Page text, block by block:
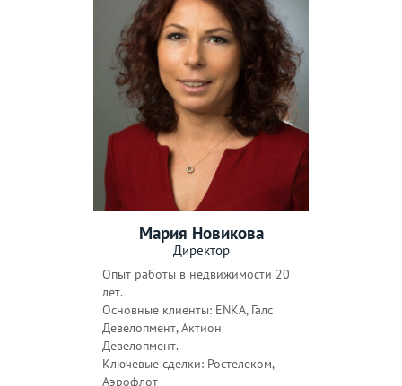
Мария Новикова
Директор
Опыт работы в недвижимости 20
лет.
Основные клиенты: ENKA, Галс
Девелопмент, Актион
Девелопмент.
Ключевые сделки: Ростелеком,
Аэрофлот